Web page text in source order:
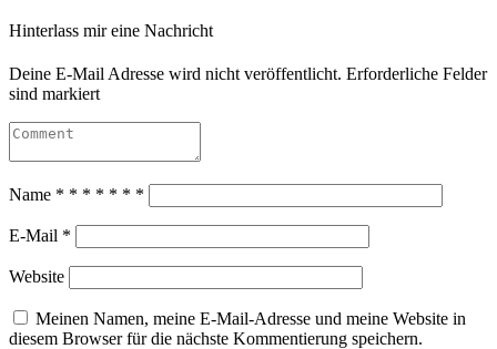
Hinterlass mir eine Nachricht
Deine E-Mail Adresse wird nicht veröffentlicht. Erforderliche Felder
sind markiert
Name * * * * * * *
E-Mail *
Website
Meinen Namen, meine E-Mail-Adresse und meine Website in
diesem Browser für die nächste Kommentierung speichern.